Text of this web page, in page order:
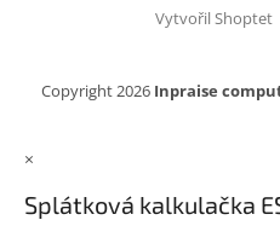
Vytvořil Shoptet
Copyright 2026 Inpraise
×
Splátková kalkulačka